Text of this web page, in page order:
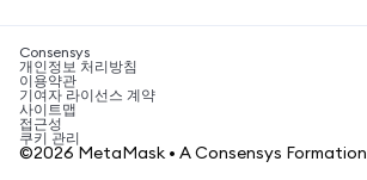
SHIB 매수
BNB 매수
암호화폐 세금 뉴스
암호화폐 매수 방법
비트코인 매도 방법
Consensys
개인정보 처리방침
이용약관
기여자 라이선스 계약
사이트맵
접근성
쿠키 관리
©2026 MetaMask • A Consensys Formation